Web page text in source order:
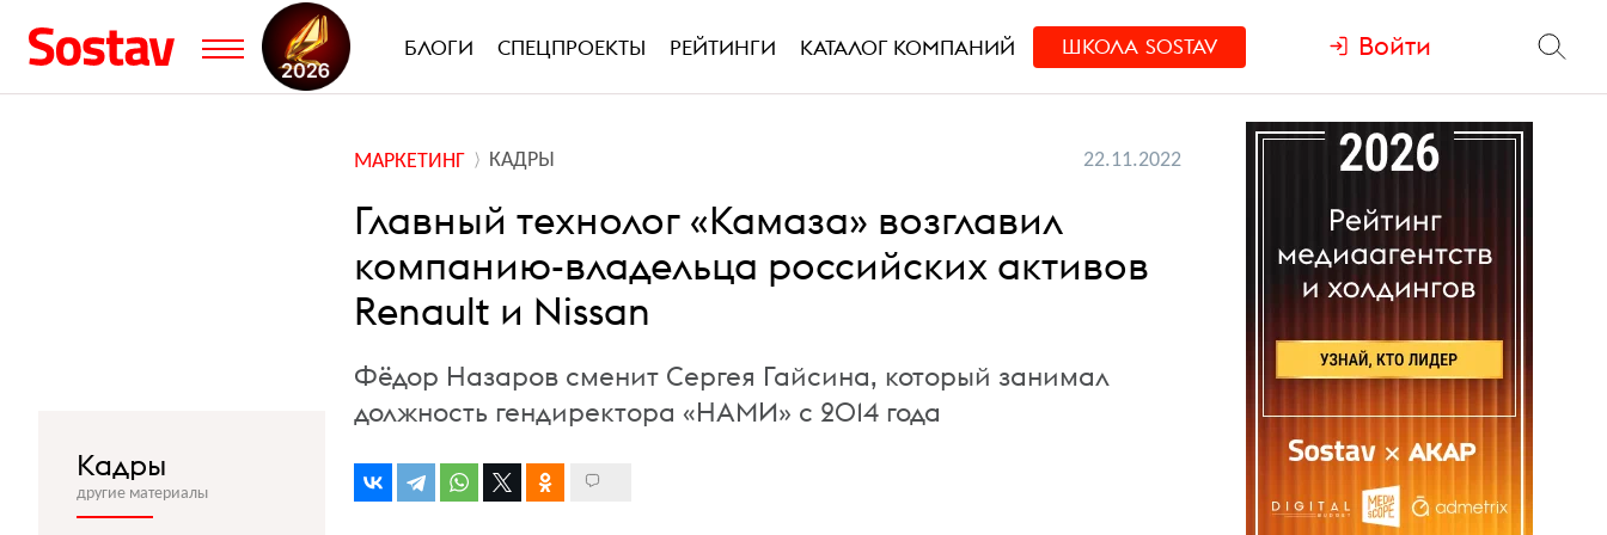
БЛОГИ СПЕЦПРОЕКТЫ РЕЙТИНГИ КАТАЛОГ КОМПАНИЙ ШКОЛА SOSTAV Войти
МАРКЕТИНГ КАДРЫ 22.11.2022
Главный технолог «Камаза» возглавил
компанию-владельца российских активов
Renault и Nissan
Фёдор Назаров сменит Сергея Гайсина, который занимал
должность гендиректора «НАМИ» с 2014 года
Кадры
другие материалы